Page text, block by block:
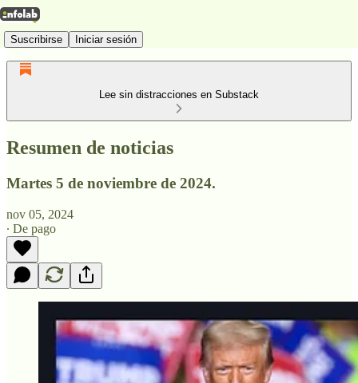
Suscribirse Iniciar sesión
Lee sin distracciones en Substack
Resumen de noticias
Martes 5 de noviembre de 2024.
nov 05, 2024
∙ De pago